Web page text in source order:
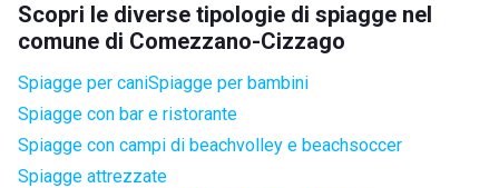
Scopri le diverse tipologie di spiagge nel
comune di Comezzano-Cizzago
Spiagge per caniSpiagge per bambini
Spiagge con bar e ristorante
Spiagge con campi di beachvolley e beachsoccer
Spiagge attrezzate